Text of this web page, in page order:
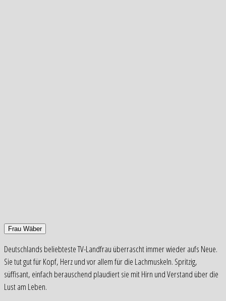
Frau Wäber
Deutschlands beliebteste TV-Landfrau überrascht immer wieder aufs Neue.
Sie tut gut für Kopf, Herz und vor allem für die Lachmuskeln. Spritzig,
süffisant, einfach berauschend plaudiert sie mit Hirn und Verstand über die
Lust am Leben.